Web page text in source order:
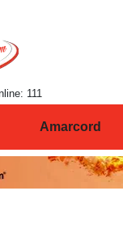
111
Amarcord